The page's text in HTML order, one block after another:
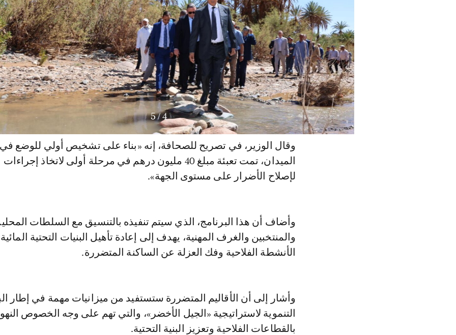
4
/
5
وقال الوزير، في تصريح للصحافة، إنه «بناء على تشخيص أولي للوضع
الميدان، تمت تعبئة مبلغ 40 مليون درهم في مرحلة أولى لاتخاذ
لإصلاح الأضرار على مستوى الجهة».
وأضاف أن هذا البرنامج، الذي سيتم تنفيذه بالتنسيق مع السلطات
والمنتخبين والغرف المهنية، يهدف إلى إعادة تأهيل البنيات التحتية
الأنشطة الفلاحية وفك العزلة عن الساكنة المتضررة.
وأشار إلى أن الأقاليم المتضررة ستستفيد من ميزانيات مهمة في إطار
التنموية لاستراتيجية «الجيل الأخضر»، والتي تهم على وجه الخصوص
بالقطاعات الفلاحية وتعزيز البنية التحتية.